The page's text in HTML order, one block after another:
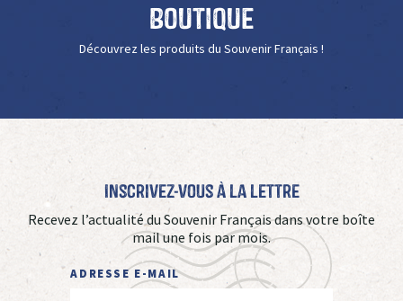
Boutique
Découvrez les produits du Souvenir Français !
Inscrivez-vous à La Lettre
Recevez l’actualité du Souvenir Français dans votre boîte
mail une fois par mois.
ADRESSE E-MAIL